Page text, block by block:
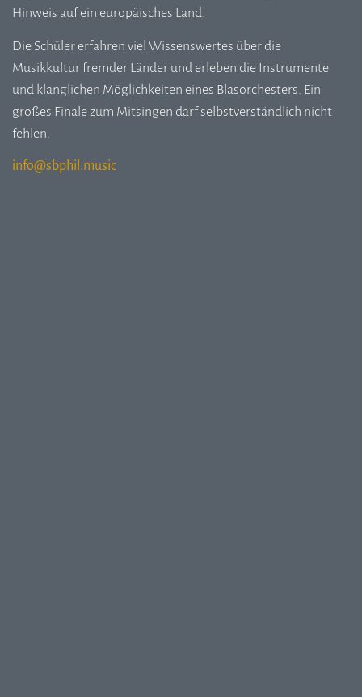
Hinweis auf ein europäisches Land.
Die Schüler erfahren viel Wissenswertes über die
Musikkultur fremder Länder und erleben die Instrumente
und klanglichen Möglichkeiten eines Blasorchesters. Ein
großes Finale zum Mitsingen darf selbstverständlich nicht
fehlen.